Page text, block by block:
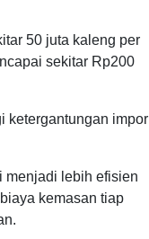
50 juta kaleng per
sekitar Rp200
ketergantungan impor
menjadi lebih efisien
kemasan tiap